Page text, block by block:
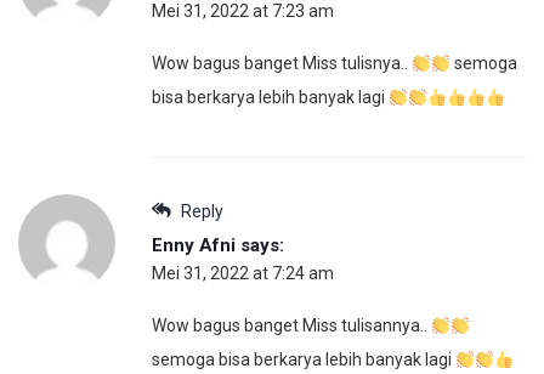
Mei 31, 2022 at 7:23 am
Wow bagus banget Miss tulisnya..
semoga
bisa berkarya lebih banyak lagi
Reply
Enny Afni says:
Mei 31, 2022 at 7:24 am
Wow bagus banget Miss tulisannya..
semoga bisa berkarya lebih banyak lagi